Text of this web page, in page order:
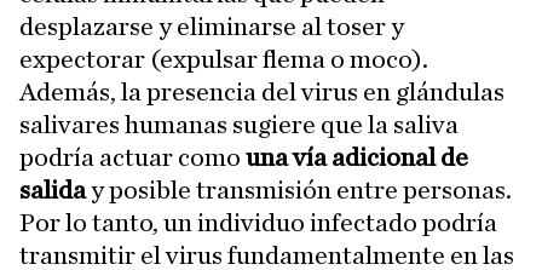
desplazarse y eliminarse al toser y
expectorar (expulsar flema o moco).
Además, la presencia del virus en glándulas
salivares humanas sugiere que la saliva
podría actuar como una vía adicional de
saliday posible transmisión entre personas.
Por lo tanto, un individuo infectado podría
transmitir el virus fundamentalmente en las